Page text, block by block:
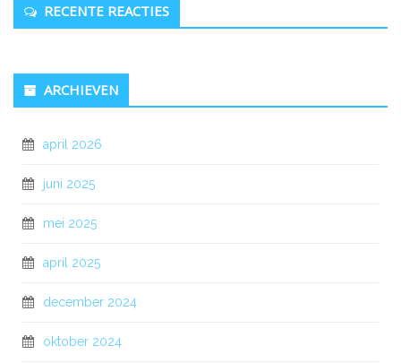
RECENTE REACTIES
ARCHIEVEN
april 2026
juni 2025
mei 2025
april 2025
december 2024
oktober 2024